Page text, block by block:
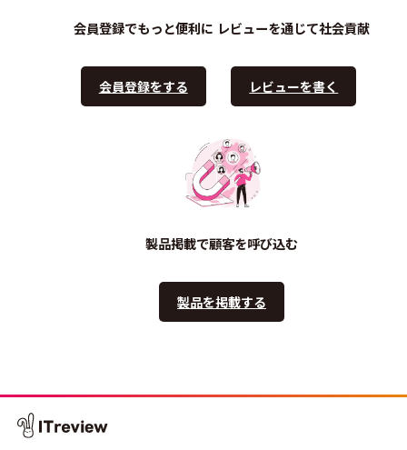
会員登録でもっと便利に
会員登録をする
レビューを通じて社会貢献
レビューを書く
製品掲載で顧客を呼び込む
製品を掲載する